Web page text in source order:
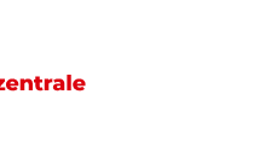
Lebensmittel